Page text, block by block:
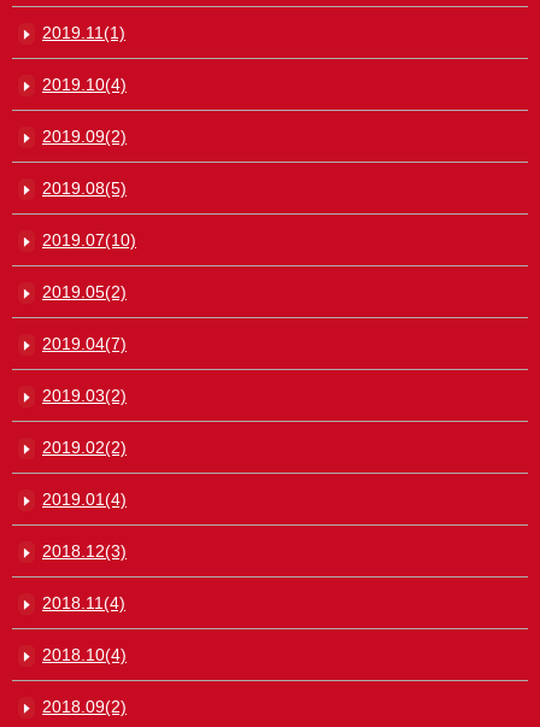
2019.11(1)
2019.10(4)
2019.09(2)
2019.08(5)
2019.07(10)
2019.05(2)
2019.04(7)
2019.03(2)
2019.02(2)
2019.01(4)
2018.12(3)
2018.11(4)
2018.10(4)
2018.09(2)